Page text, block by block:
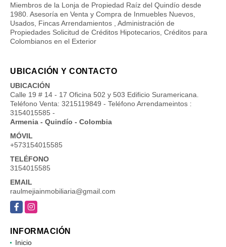
Miembros de la Lonja de Propiedad Raíz del Quindío desde
1980. Asesoría en Venta y Compra de Inmuebles Nuevos,
Usados, Fincas Arrendamientos , Administración de
Propiedades Solicitud de Créditos Hipotecarios, Créditos para
Colombianos en el Exterior
UBICACIÓN Y CONTACTO
UBICACIÓN
Calle 19 # 14 - 17 Oficina 502 y 503 Edificio Suramericana.
Teléfono Venta: 3215119849 - Teléfono Arrendameintos :
3154015585 -
Armenia - Quindío - Colombia
MÓVIL
+573154015585
TELÉFONO
3154015585
EMAIL
raulmejiainmobiliaria@gmail.com
FacebookInstagram
INFORMACIÓN
Inicio